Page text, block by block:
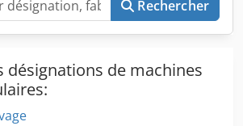
Rechercher
désignations de machines